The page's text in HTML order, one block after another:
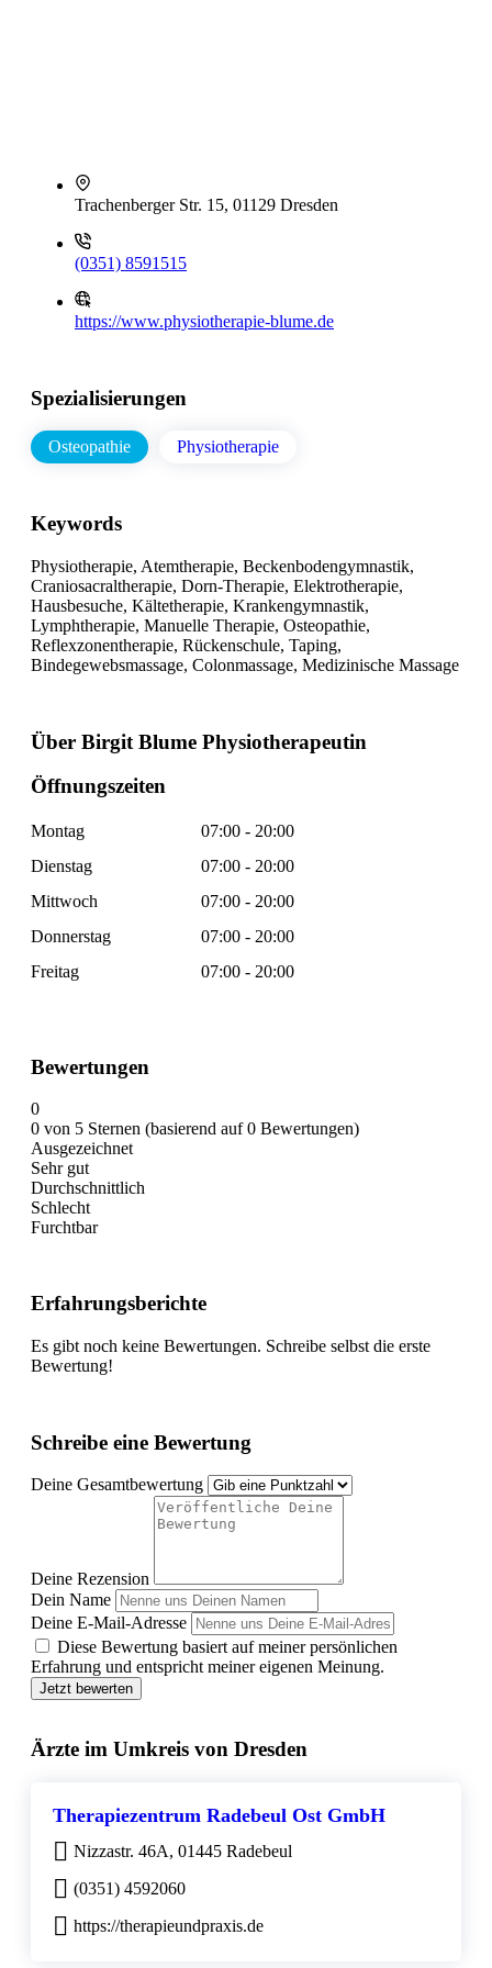
Trachenberger Str. 15, 01129 Dresden
(0351) 8591515
https://www.physiotherapie-blume.de
Spezialisierungen
Osteopathie Physiotherapie
Keywords
Physiotherapie, Atemtherapie, Beckenbodengymnastik,
Craniosacraltherapie, Dorn-Therapie, Elektrotherapie,
Hausbesuche, Kältetherapie, Krankengymnastik,
Lymphtherapie, Manuelle Therapie, Osteopathie,
Reflexzonentherapie, Rückenschule, Taping,
Bindegewebsmassage, Colonmassage, Medizinische Massage
Über Birgit Blume Physiotherapeutin
Öffnungszeiten
Montag
07:00 - 20:00
Dienstag
07:00 - 20:00
Mittwoch
07:00 - 20:00
Donnerstag
07:00 - 20:00
Freitag
07:00 - 20:00
Bewertungen
0
0 von 5 Sternen (basierend auf 0 Bewertungen)
Ausgezeichnet
Sehr gut
Durchschnittlich
Schlecht
Furchtbar
Erfahrungsberichte
Es gibt noch keine Bewertungen. Schreibe selbst die erste
Bewertung!
Schreibe eine Bewertung
Deine Gesamtbewertung
Deine Rezension
Dein Name
Deine E-Mail-Adresse
Diese Bewertung basiert auf meiner persönlichen
Erfahrung und entspricht meiner eigenen Meinung.
Jetzt bewerten
Ärzte im Umkreis von Dresden
Therapiezentrum Radebeul Ost GmbH
Nizzastr. 46A, 01445 Radebeul
(0351) 4592060
https://therapieundpraxis.de